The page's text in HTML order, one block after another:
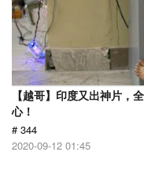
【越哥】印度又出神片，
心！
# 344
2020-09-12 01:45